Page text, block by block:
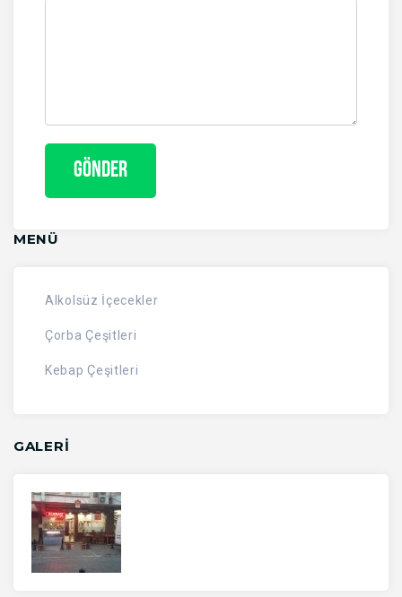
MENÜ
Alkolsüz İçecekler
Çorba Çeşitleri
Kebap Çeşitleri
GALERİ